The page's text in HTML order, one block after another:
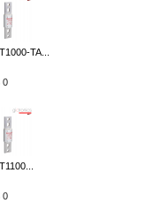
TA...
0
0